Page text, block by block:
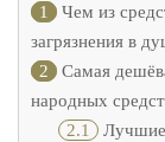
1
Чем из
загрязнения в
2
Самая
народных
2.1 Лучшие